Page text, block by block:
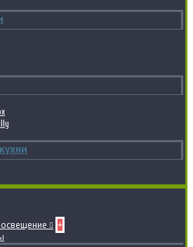
+